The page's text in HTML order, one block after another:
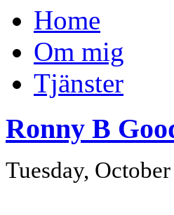
Home
Om mig
Tjänster
Ronny B
Tuesday,